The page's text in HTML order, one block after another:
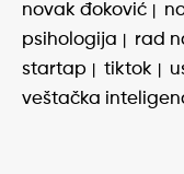
novak đoković
psihologija
rad
startap
tiktok
veštačka